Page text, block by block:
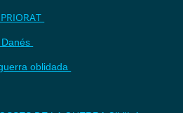
oblidada